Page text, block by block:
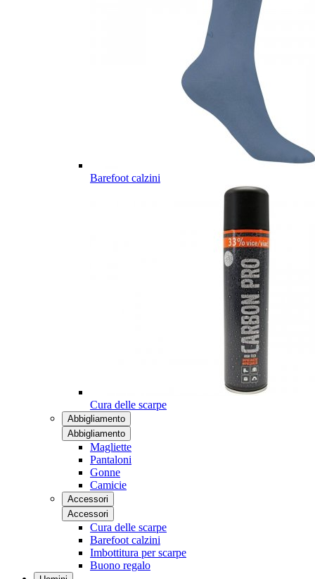
Barefoot calzini
Cura delle scarpe
Abbigliamento
Abbigliamento
Magliette
Pantaloni
Gonne
Camicie
Accessori
Accessori
Cura delle scarpe
Barefoot calzini
Imbottitura per scarpe
Buono regalo